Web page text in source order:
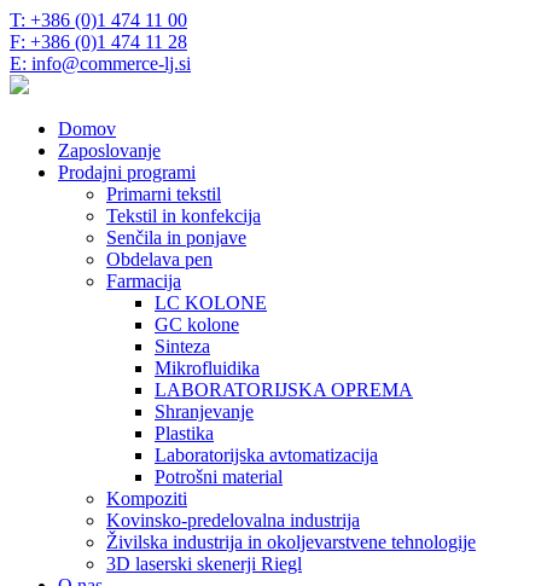
T: +386 (0)1 474 11 00
F: +386 (0)1 474 11 28
E: info@commerce-lj.si
Domov
Zaposlovanje
Prodajni programi
Primarni tekstil
Tekstil in konfekcija
Senčila in ponjave
Obdelava pen
Farmacija
LC KOLONE
GC kolone
Sinteza
Mikrofluidika
LABORATORIJSKA OPREMA
Shranjevanje
Plastika
Laboratorijska avtomatizacija
Potrošni material
Kompoziti
Kovinsko-predelovalna industrija
Živilska industrija in okoljevarstvene tehnologije
3D laserski skenerji Riegl